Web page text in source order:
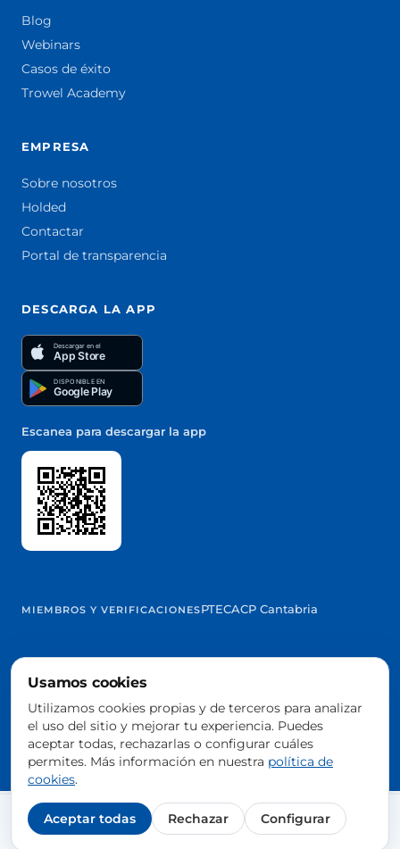
Blog
Webinars
Casos de éxito
Trowel Academy
EMPRESA
Sobre nosotros
Holded
Contactar
Portal de transparencia
DESCARGA LA APP
Descargar en el
App Store
DISPONIBLE EN
Google Play
Escanea para descargar la app
MIEMBROS Y VERIFICACIONESPTECACP Cantabria
@2026 Trowelapp
Aviso legalTérminos y condicionesPrivacidadCookies
Configurar cookies
Hecho con ❤️ desde España
Agendar demo gratis
Usamos cookies
Utilizamos cookies propias y de terceros para analizar
el uso del sitio y mejorar tu experiencia. Puedes
aceptar todas, rechazarlas o configurar cuáles
permites. Más información en nuestra política de
cookies.
Aceptar todas Rechazar Configurar